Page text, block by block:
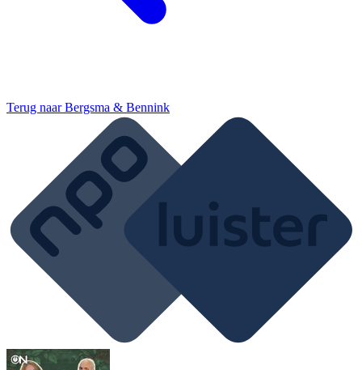
Terug naarBergsma & Bennink